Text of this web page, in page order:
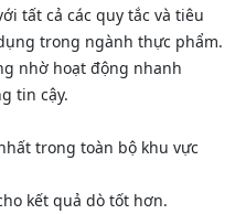
tất cả các quy tắc và tiêu
trong ngành thực phẩm.
nhờ hoạt động nhanh
tin cậy.
trong toàn bộ khu vực
kết quả dò tốt hơn.